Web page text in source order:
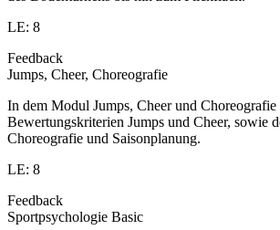
LE: 8
Feedback
Jumps, Cheer, Choreografie
In dem Modul Jumps, Cheer und Choreografie
Bewertungskriterien Jumps und Cheer, sowie
Choreografie und Saisonplanung.
LE: 8
Feedback
Sportpsychologie Basic